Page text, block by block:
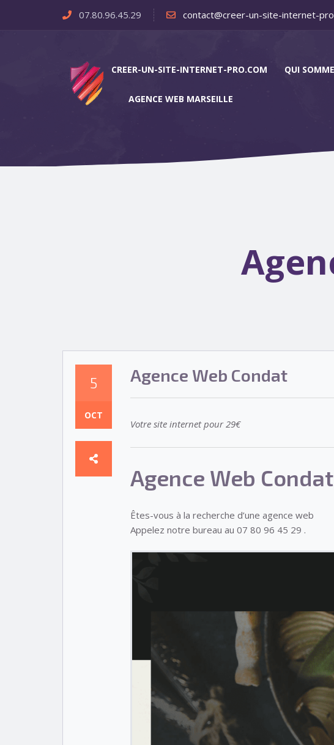
07.80.96.45.29 contact@creer-un-site-internet-
CREER-UN-SITE-INTERNET-PRO.COM QUI
AGENCE WEB MARSEILLE
5
OCT
Agence Web Condat
Votre site internet pour 29€
Agence Web Condat
Êtes-vous à la recherche d’une agence web
Appelez notre bureau au 07 80 96 45 29 .